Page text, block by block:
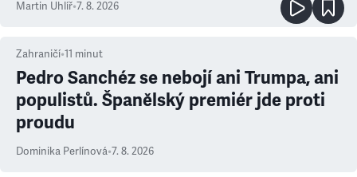
Martin Uhlíř•7. 8. 2026
Zahraničí•11 minut
Pedro Sanchéz se nebojí ani Trumpa, ani
populistů. Španělský premiér jde proti
proudu
Dominika Perlínová•7. 8. 2026